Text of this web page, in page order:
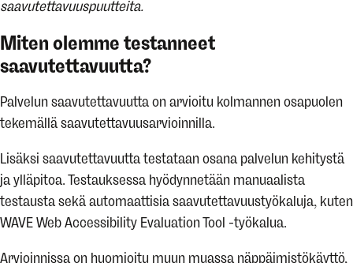
saavutettavuuspuutteita.
Miten olemme testanneet
saavutettavuutta?
Palvelun saavutettavuutta on arvioitu kolmannen osapuolen
tekemällä saavutettavuusarvioinnilla.
Lisäksi saavutettavuutta testataan osana palvelun kehitystä
ja ylläpitoa. Testauksessa hyödynnetään manuaalista
testausta sekä automaattisia saavutettavuustyökaluja, kuten
WAVE Web Accessibility Evaluation Tool -työkalua.
Arvioinnissa on huomioitu muun muassa näppäimistökäyttö,